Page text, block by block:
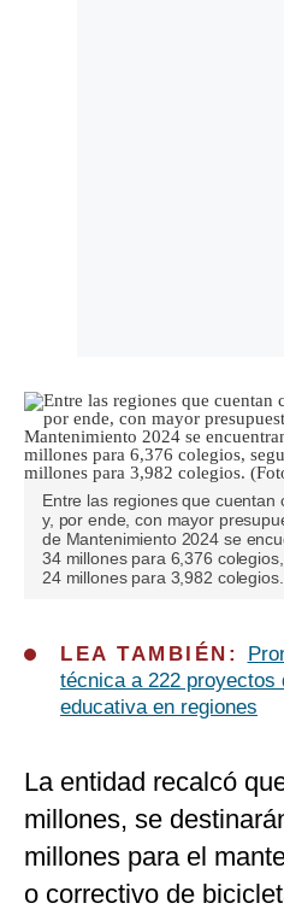
Entre las regiones que cuentan
y, por ende, con mayor
de Mantenimiento 2024 se
34 millones para 6,376
24 millones para 3,982
LEA TAMBIÉN:
técnica a 222 proyectos
educativa en regiones
La entidad recalcó
millones, se
millones para el
o correctivo de